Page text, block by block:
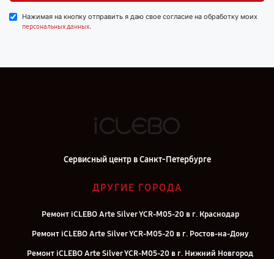
Нажимая на кнопку отправить я даю свое согласие на обработку моих
персональных данных.
Сервисный центр в Санкт-Петербурге
ДРУГИЕ ГОРОДА
Ремонт iCLEBO Arte Silver YCR-M05-20 в г. Краснодар
Ремонт iCLEBO Arte Silver YCR-M05-20 в г. Ростов-на-Дону
Ремонт iCLEBO Arte Silver YCR-M05-20 в г. Нижний Новгород